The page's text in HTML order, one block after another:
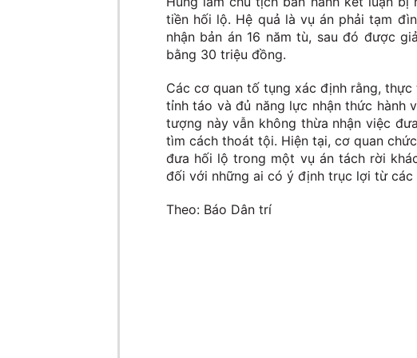
tiền hối lộ. Hệ quả là vụ án phải tạm
nhận bản án 16 năm tù, sau đó được
bằng 30 triệu đồng.
Các cơ quan tố tụng xác định rằng,
tỉnh táo và đủ năng lực nhận thức hành
tượng này vẫn không thừa nhận việc
tìm cách thoát tội. Hiện tại, cơ quan
đưa hối lộ trong một vụ án tách rời
đối với những ai có ý định trục lợi từ
Theo: Báo Dân trí